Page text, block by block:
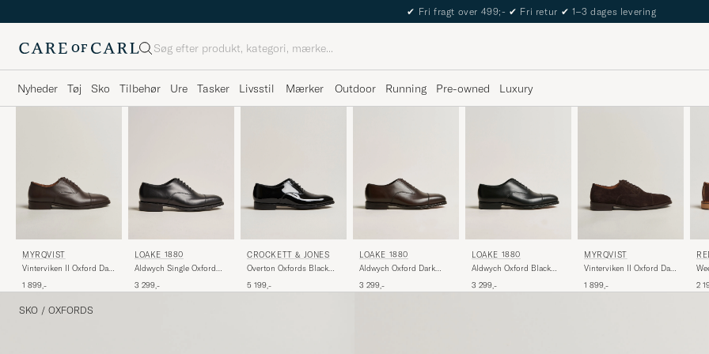
The Care of Carl Passport
Søg
Nyheder Tøj Sko Tilbehør Ure Tasker Livsstil Mærker Outdoor Running Pre-owned Luxury
MYRQVIST
Vinterviken II Oxford Dark
1 899,-
LOAKE 1880
Aldwych Single Oxford
3 299,-
CROCKETT & JONES
Overton Oxfords Black
5 199,-
LOAKE 1880
Aldwych Oxford Dark
3 299,-
LOAKE 1880
Aldwych Oxford Black
3 299,-
MYRQVIST
Vinterviken II Oxford Dark
1 899,- 2
SKO / OXFORDS